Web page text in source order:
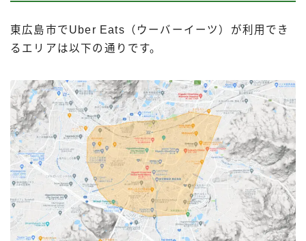
東広島市でUber Eats（ウーバーイーツ）が利用でき
るエリアは以下の通りです。